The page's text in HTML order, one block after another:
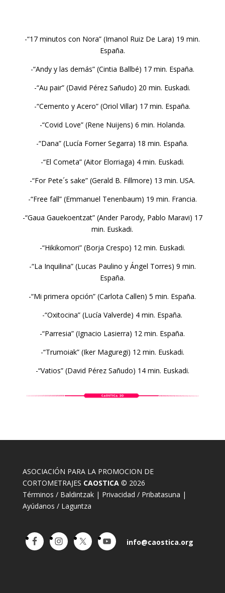
-“17 minutos con Nora” (Imanol Ruiz De Lara) 19 min.
España.
-“Andy y las demás” (Cintia Ballbé) 17 min. España.
-“Au pair” (David Pérez Sañudo) 20 min. Euskadi.
-“Cemento y Acero” (Oriol Villar) 17 min. España.
-“Covid Love” (Rene Nuijens) 6 min. Holanda.
-“Dana” (Lucía Forner Segarra) 18 min. España.
-“El Cometa” (Aitor Elorriaga) 4 min. Euskadi.
-“For Pete´s sake” (Gerald B. Fillmore) 13 min. USA.
-“Free fall” (Emmanuel Tenenbaum) 19 min. Francia.
-“Gaua Gauekoentzat” (Ander Parody, Pablo Maravi) 17
min. Euskadi.
-“Hikikomori” (Borja Crespo) 12 min. Euskadi.
-“La Inquilina” (Lucas Paulino y Ángel Torres) 9 min.
España.
-“Mi primera opción” (Carlota Callen) 5 min. España.
-“Oxitocina” (Lucía Valverde) 4 min. España.
-“Parresia” (Ignacio Lasierra) 12 min. España.
-“Trumoiak” (Iker Maguregi) 12 min. Euskadi.
-“Vatios” (David Pérez Sañudo) 14 min. Euskadi.
ASOCIACIÓN PARA LA PROMOCION DE
CORTOMETRAJES CAOSTICA© 2026
Términos / Baldintzak| Privacidad / Pribatasuna |
Ayúdanos / Laguntza
info@caostica.org